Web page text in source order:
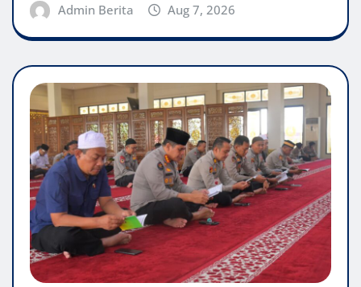
Admin Berita Aug 7, 2026